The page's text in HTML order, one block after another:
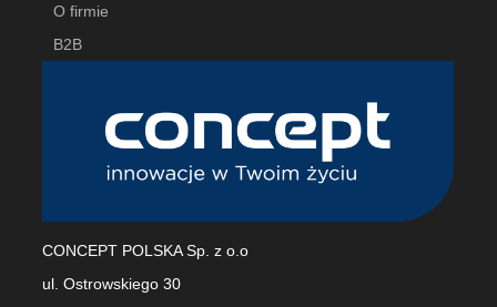
O firmie
B2B
CONCEPT POLSKA Sp. z o.o
ul. Ostrowskiego 30